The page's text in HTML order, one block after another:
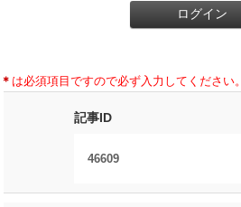
＊ は必須項目ですので必ず入力してください。
記事ID
46609